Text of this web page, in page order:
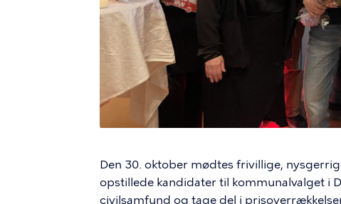
Den 30. oktober mødtes frivillige,
opstillede kandidater til kommunalvalget i
civilsamfund og tage del i